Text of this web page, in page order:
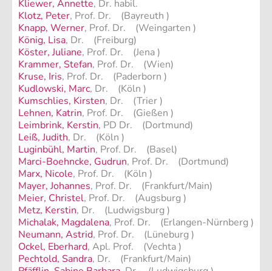
Kliewer, Annette, Dr. habil.
Klotz, Peter, Prof. Dr. (Bayreuth )
Knapp, Werner, Prof. Dr. (Weingarten )
König, Lisa, Dr. (Freiburg)
Köster, Juliane, Prof. Dr. (Jena )
Krammer, Stefan, Prof. Dr. (Wien)
Kruse, Iris, Prof. Dr. (Paderborn )
Kudlowski, Marc, Dr. (Köln )
Kumschlies, Kirsten, Dr. (Trier )
Lehnen, Katrin, Prof. Dr. (Gießen )
Leimbrink, Kerstin, PD Dr. (Dortmund)
Leiß, Judith, Dr. (Köln )
Luginbühl, Martin, Prof. Dr. (Basel)
Marci-Boehncke, Gudrun, Prof. Dr. (Dortmund)
Marx, Nicole, Prof. Dr. (Köln )
Mayer, Johannes, Prof. Dr. (Frankfurt/Main)
Meier, Christel, Prof. Dr. (Augsburg )
Metz, Kerstin, Dr. (Ludwigsburg )
Michalak, Magdalena, Prof. Dr. (Erlangen-Nürnberg )
Neumann, Astrid, Prof. Dr. (Lüneburg )
Ockel, Eberhard, Apl. Prof. (Vechta )
Pechtold, Sandra, Dr. (Frankfurt/Main)